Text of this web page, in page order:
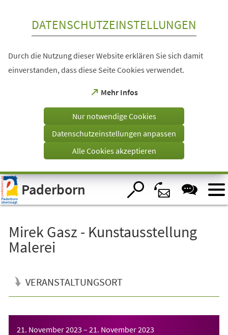
Visuelle
Assistenzsoftware
öffnen.
DATENSCHUTZEINSTELLUNGEN
Durch die Nutzung dieser Website erklären Sie sich damit
einverstanden, dass diese Seite Cookies verwendet.
Mehr Infos
(Öffnet
einem
Tab)
Nur notwendige Cookies
Datenschutzeinstellungen anpassen
Alle Cookies akzeptieren
Paderborn
Mirek Gasz - Kunstausstellung
Malerei
VERANSTALTUNGSORT
21. November 2023 – 21. November 2023